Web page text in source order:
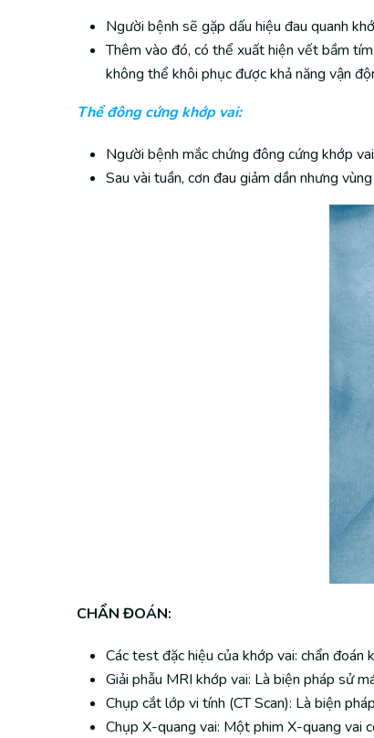
Người bệnh sẽ gặp dấu hiệu đau quanh
Thêm vào đó, có thể xuất hiện vết bầm
không thể khôi phục được khả năng vận
Thể đông cứng khớp vai:
Người bệnh mắc chứng đông cứng khớp
Sau vài tuần, cơn đau giảm dần nhưng
CHẨN ĐOÁN:
Các test đặc hiệu của khớp vai: chẩn đoán
Giải phẫu MRI khớp vai: Là biện pháp sử
Chụp cắt lớp vi tính (CT Scan): Là biện
Chụp X-quang vai: Một phim X-quang vai